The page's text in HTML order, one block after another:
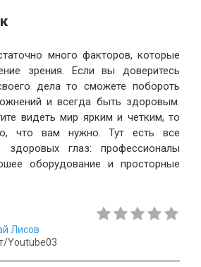
много факторов, которые
зрения. Если вы доверитесь
дела то сможете побороть
и всегда быть здоровым.
видеть мир ярким и четким, то
что вам нужно. Тут есть все
здоровых глаз: профессионалы
оборудование и просторные
Лисов
Youtube03